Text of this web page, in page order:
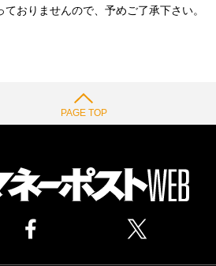
おりませんので、予めご了承下さい。
PAGE TOP